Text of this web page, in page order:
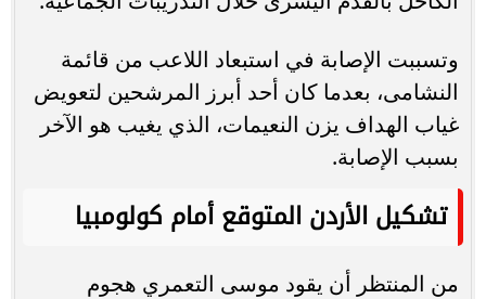
وتسببت الإصابة في استبعاد اللاعب من قائمة
النشامى، بعدما كان أحد أبرز المرشحين لتعويض
غياب الهداف يزن النعيمات، الذي يغيب هو الآخر
بسبب الإصابة.
تشكيل الأردن المتوقع أمام كولومبيا
من المنتظر أن يقود موسى التعمري هجوم